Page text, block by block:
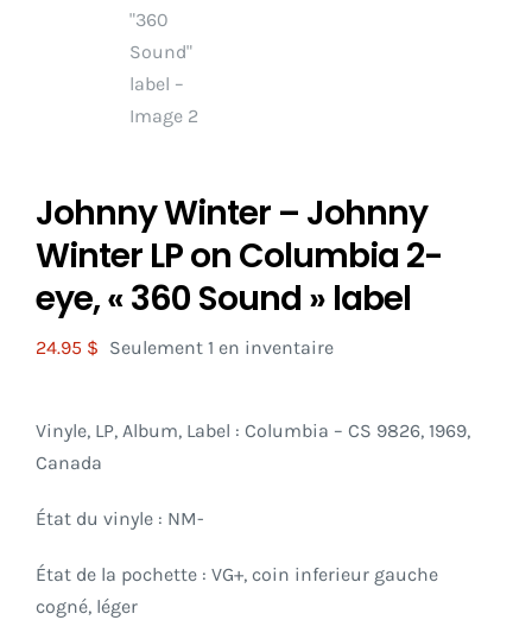
Johnny Winter – Johnny
Winter LP on Columbia 2-
eye, « 360 Sound » label
24.95 $ Seulement 1 en inventaire
Vinyle, LP, Album, Label : Columbia – CS 9826, 1969,
Canada
État du vinyle : NM-
État de la pochette : VG+, coin inferieur gauche
cogné, léger